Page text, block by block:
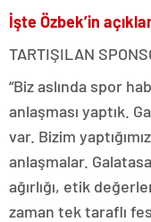
İşte Özbek’in
TARTIŞILAN
“Biz aslında spor
anlaşması yaptık.
var. Bizim
anlaşmalar.
ağırlığı, etik
zaman tek taraflı